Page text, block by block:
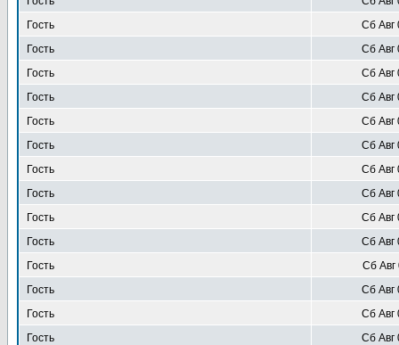
Гость
Сб Авг
Гость
Сб Авг
Гость
Сб Авг
Гость
Сб Авг
Гость
Сб Авг
Гость
Сб Авг
Гость
Сб Авг
Гость
Сб Авг
Гость
Сб Авг
Гость
Сб Авг
Гость
Сб Авг
Гость
Сб Авг
Гость
Сб Авг
Гость
Сб Авг